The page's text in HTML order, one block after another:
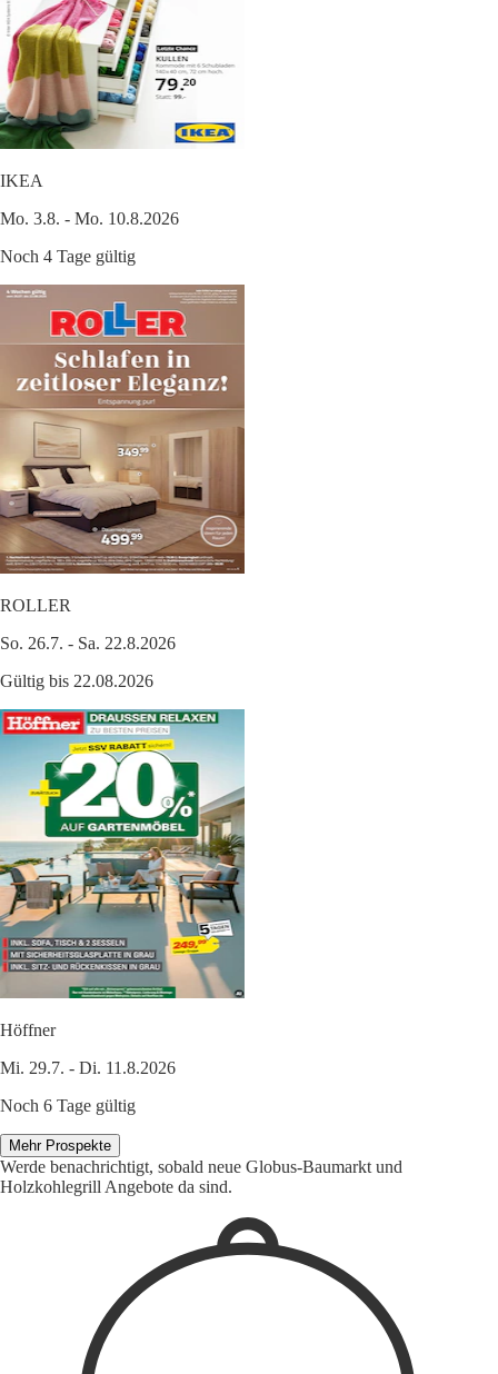
IKEA
Mo. 3.8. - Mo. 10.8.2026
Noch 4 Tage gültig
ROLLER
So. 26.7. - Sa. 22.8.2026
Gültig bis 22.08.2026
Höffner
Mi. 29.7. - Di. 11.8.2026
Noch 6 Tage gültig
Mehr Prospekte
Werde benachrichtigt, sobald neue Globus-Baumarkt und
Holzkohlegrill Angebote da sind.